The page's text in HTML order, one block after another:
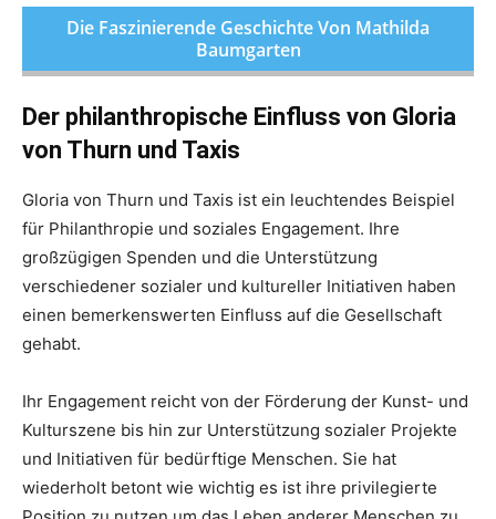
Die Faszinierende Geschichte Von Mathilda
Baumgarten
Der philanthropische Einfluss von Gloria
von Thurn und Taxis
Gloria von Thurn und Taxis ist ein leuchtendes Beispiel
für Philanthropie und soziales Engagement. Ihre
großzügigen Spenden und die Unterstützung
verschiedener sozialer und kultureller Initiativen haben
einen bemerkenswerten Einfluss auf die Gesellschaft
gehabt.
Ihr Engagement reicht von der Förderung der Kunst- und
Kulturszene bis hin zur Unterstützung sozialer Projekte
und Initiativen für bedürftige Menschen. Sie hat
wiederholt betont wie wichtig es ist ihre privilegierte